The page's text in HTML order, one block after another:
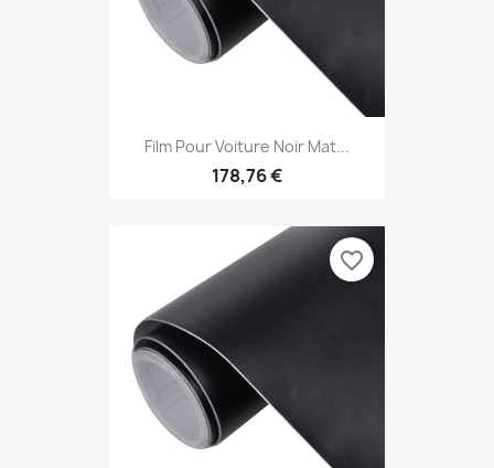
Film Pour Voiture Noir Mat...
178,76 €
favorite_border